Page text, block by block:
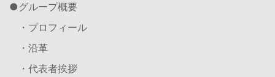
グループ概要
・プロフィール
・沿革
・代表者挨拶